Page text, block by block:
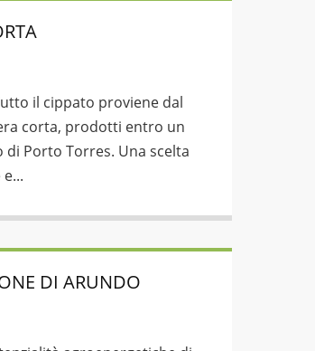
il cippato proviene dal
corta, prodotti entro un
Porto Torres. Una scelta
DI ARUNDO